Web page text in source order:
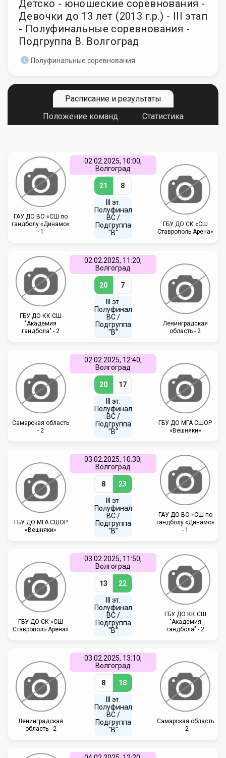
Детско - юношеские соревнования -
Девочки до 13 лет (2013 г.р.) - III этап
- Полуфинальные соревнования -
Подгруппа В. Волгоград
Полуфинальные соревнования
Расписание и результаты
Положение команд
Статистика
ГАУ ДО ВО «СШ по
гандболу «Динамо»
- 1
02.02.2025, 10:00,
Волгоград
21 8
III эт.
Полуфинал
ВC /
Подгруппа
"В"
ГБУ ДО СК «СШ
Ставрополь Арена»
ГБУ ДО КК СШ
"Академия
гандбола" - 2
02.02.2025, 11:20,
Волгоград
20 7
III эт.
Полуфинал
ВC /
Подгруппа
"В"
Ленинградская
область - 2
Самарская область
- 2
02.02.2025, 12:40,
Волгоград
20 17
III эт.
Полуфинал
ВC /
Подгруппа
"В"
ГБУ ДО МГА СШОР
«Вешняки»
ГБУ ДО МГА СШОР
«Вешняки»
03.02.2025, 10:30,
Волгоград
8 23
III эт.
Полуфинал
ВC /
Подгруппа
"В"
ГАУ ДО ВО «СШ по
гандболу «Динамо»
- 1
ГБУ ДО СК «СШ
Ставрополь Арена»
03.02.2025, 11:50,
Волгоград
13 22
III эт.
Полуфинал
ВC /
Подгруппа
"В"
ГБУ ДО КК СШ
"Академия
гандбола" - 2
Ленинградская
область - 2
03.02.2025, 13:10,
Волгоград
8 18
III эт.
Полуфинал
ВC /
Подгруппа
"В"
Самарская область
- 2